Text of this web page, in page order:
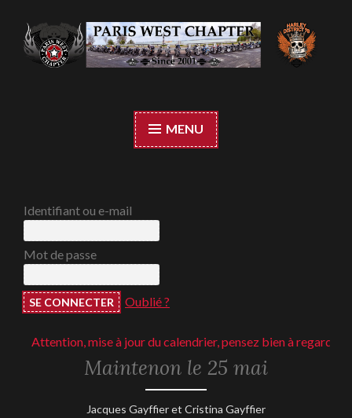
Accéder
au
contenu
MENU
Identifiant ou e-mail
Mot de passe
Oublié ?
Attention, mise à jour du calendrier, pensez bien à regarder ;-)
REPORTAGESMaintenon le 25 mai
9
Jacques Gayffier et Cristina Gayffier